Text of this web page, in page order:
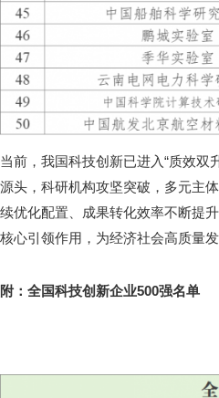
当前，我国科技创新已进入“质效双
源头，科研机构攻坚突破，多元主
续优化配置、成果转化效率不断提
核心引领作用，为经济社会高质量
附：全国科技创新企业500强名单